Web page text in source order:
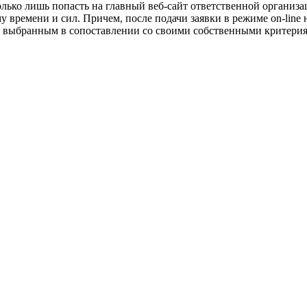
лишь попасть на главный веб-сайт ответственной
и сил. Причем, после подачи заявки в режиме on-line
в сопоставлении со своими собственными